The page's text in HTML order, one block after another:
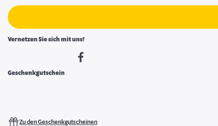
Vernetzen Sie sich mit uns!
Geschenkgutschein
Zu den Geschenkgutscheinen